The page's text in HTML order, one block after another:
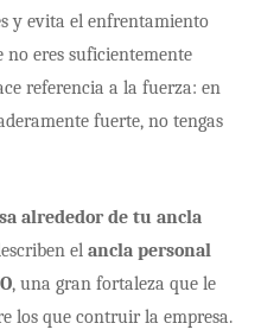
y evita el enfrentamiento
no eres suficientemente
referencia a la fuerza: en
fuerte, no tengas
alrededor de tu ancla
el ancla personal
, una gran fortaleza que le
los que contruir la empresa.